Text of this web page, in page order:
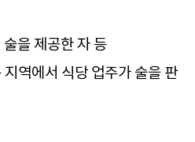
을 제공한 자 등
역에서 식당 업주가 술을 판